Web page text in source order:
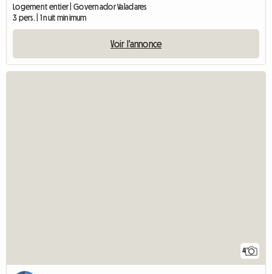
Logement entier | Governador Valadares
3 pers. | 1 nuit minimum
Voir l'annonce
4